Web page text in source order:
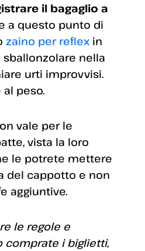
il bagaglio a
a questo punto di
zaino per reflex in
nella
urti improvvisi.
al peso.
vale per le
vista la loro
le potrete mettere
del cappotto e non
aggiuntive.
le regole e
comprate i biglietti,